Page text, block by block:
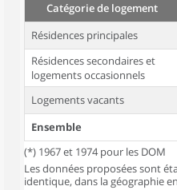
Catégorie de logement
Résidences principales
Résidences secondaires et
logements occasionnels
Logements vacants
Ensemble
(*) 1967 et 1974 pour les DOM
Les données proposées sont
identique, dans la géographie